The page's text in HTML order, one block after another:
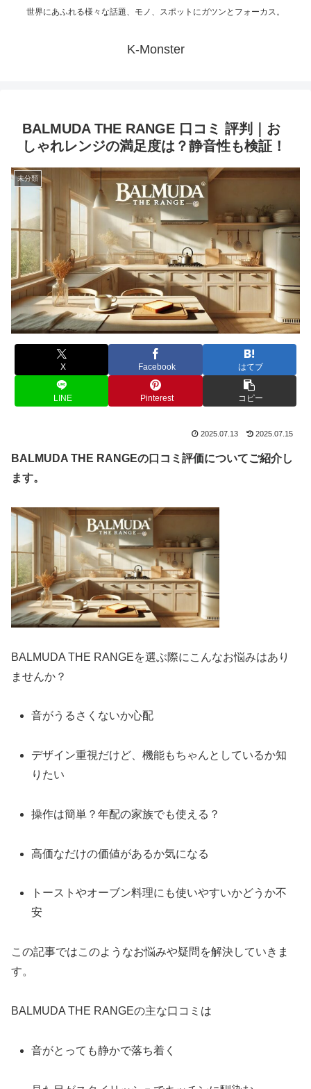
世界にあふれる様々な話題、モノ、スポットにガツンとフォーカス。
K-Monster
BALMUDA THE RANGE 口コミ 評判｜お
しゃれレンジの満足度は？静音性も検証！
未分類
X Facebook はてブ
LINE Pinterest コピー
2025.07.13 2025.07.15
BALMUDA THE RANGEの口コミ評価についてご紹介し
ます。
BALMUDA THE RANGEを選ぶ際にこんなお悩みはあり
ませんか？
音がうるさくないか心配
デザイン重視だけど、機能もちゃんとしているか知
りたい
操作は簡単？年配の家族でも使える？
高価なだけの価値があるか気になる
トーストやオーブン料理にも使いやすいかどうか不
安
この記事ではこのようなお悩みや疑問を解決していきま
す。
BALMUDA THE RANGEの主な口コミは
音がとっても静かで落ち着く